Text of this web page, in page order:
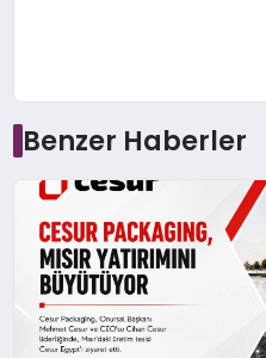
Benzer Haberler